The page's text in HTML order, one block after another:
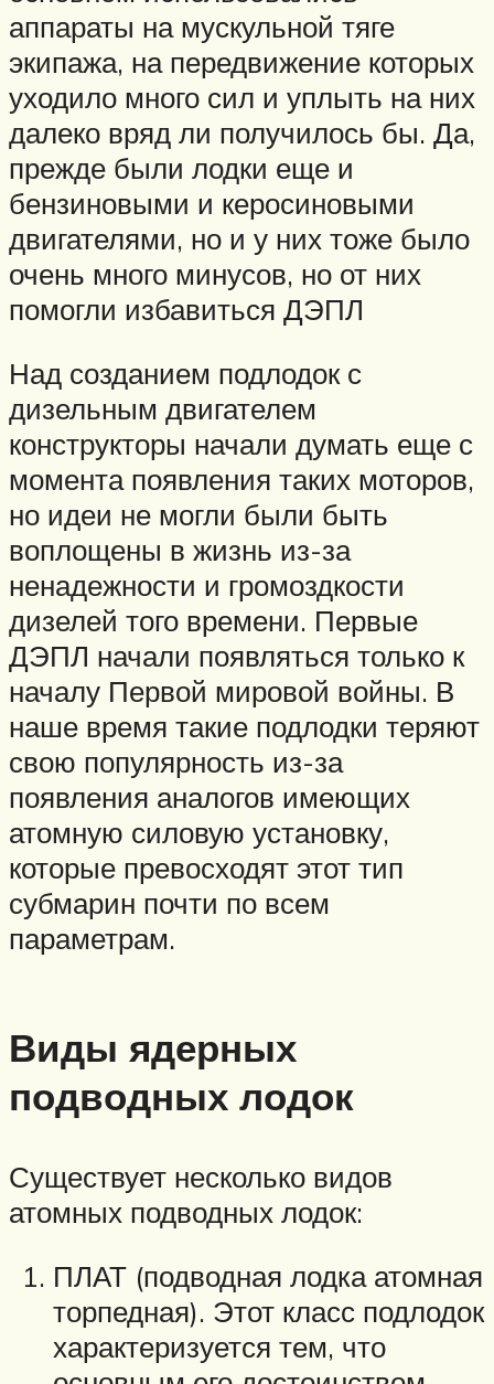
аппараты на мускульной тяге
экипажа, на передвижение которых
уходило много сил и уплыть на них
далеко вряд ли получилось бы. Да,
прежде были лодки еще и
бензиновыми и керосиновыми
двигателями, но и у них тоже было
очень много минусов, но от них
помогли избавиться ДЭПЛ
Над созданием подлодок с
дизельным двигателем
конструкторы начали думать еще с
момента появления таких моторов,
но идеи не могли были быть
воплощены в жизнь из-за
ненадежности и громоздкости
дизелей того времени. Первые
ДЭПЛ начали появляться только к
началу Первой мировой войны. В
наше время такие подлодки теряют
свою популярность из-за
появления аналогов имеющих
атомную силовую установку,
которые превосходят этот тип
субмарин почти по всем
параметрам.
Виды ядерных
подводных лодок
Существует несколько видов
атомных подводных лодок:
ПЛАТ (подводная лодка атомная
торпедная). Этот класс подлодок
характеризуется тем, что